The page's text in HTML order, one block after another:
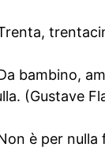
bambino,
(Gustave
è per